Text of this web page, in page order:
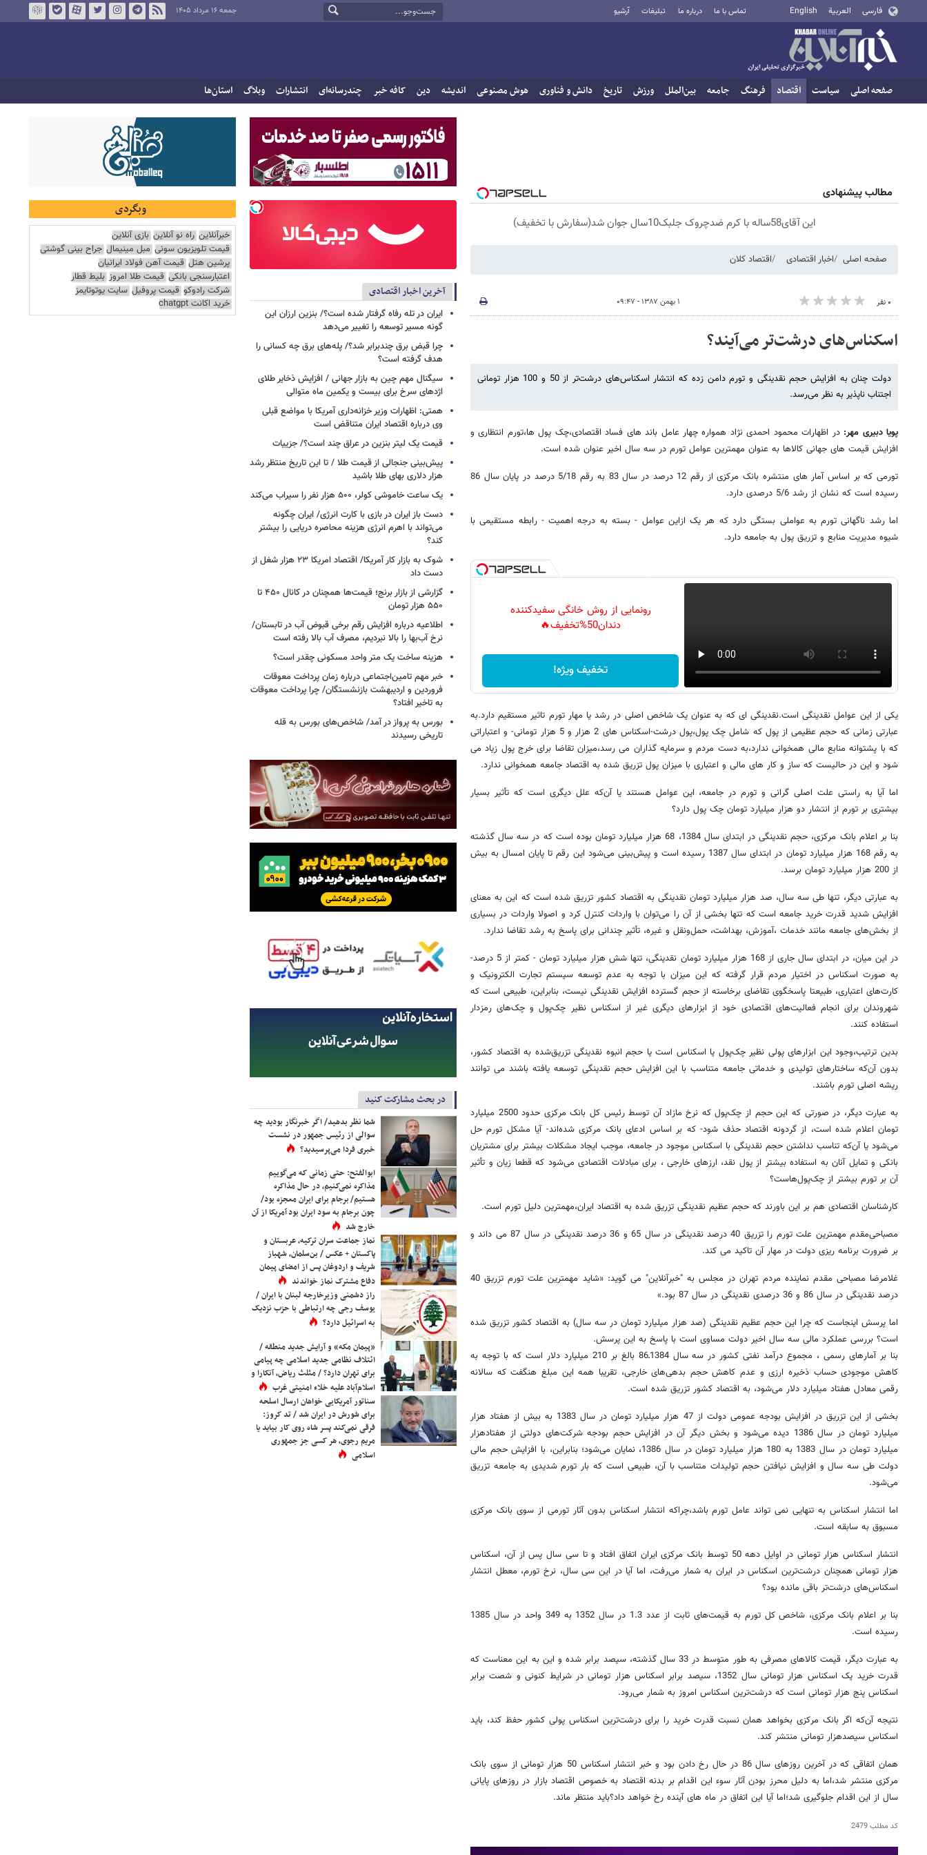
فارسی العربية English تماس با ما درباره ما تبلیغات آرشیو جمعه ۱۶ مرداد ۱۴۰۵
صفحه اصلی سیاست اقتصاد فرهنگ جامعه بین‌الملل ورزش تاریخ دانش و فناوری هوش مصنوعی اندیشه دین کافه خبر چندرسانه‌ای انتشارات وبلاگ استان‌ها
مطالب پیشنهادی
این آقای58ساله با کرم ضدچروک جلبک10سال جوان شد(سفارش با تخفیف)
صفحه اصلی اخبار اقتصادی اقتصاد کلان
۰ نفر ۱ بهمن ۱۳۸۷ - ۰۹:۴۷
اسکناس‌های درشت‌تر می‌آیند؟
دولت چنان به افزایش حجم نقدینگی و تورم دامن زده که انتشار اسکناس‌های درشت‌تر از 50 و 100 هزار تومانی
اجتناب ناپذیر به نظر می‌رسد.
پویا دبیری مهر:در اظهارات محمود احمدی نژاد همواره چهار عامل باند های فساد اقتصادی،چک پول ها،تورم انتظاری و
افزایش قیمت های جهانی کالاها به عنوان مهمترین عوامل تورم در سه سال اخیر عنوان شده است.
تورمی که بر اساس آمار های منتشره بانک مرکزی از رقم 12 درصد در سال 83 به رقم 5/18 درصد در پایان سال 86
رسیده است که نشان از رشد 5/6 درصدی دارد.
اما رشد ناگهانی تورم به عواملی بستگی دارد که هر یک ازاین عوامل - بسته به درجه اهمیت - رابطه مستقیمی با
شیوه مدیریت منابع و تزریق پول به جامعه دارد.
رونمایی از روش خانگی سفیدکننده
دندان50%تخفیف🔥
تخفیف ویژه!
یکی از این عوامل نقدینگی است.نقدینگی ای که به عنوان یک شاخص اصلی در رشد یا مهار تورم تاثیر مستقیم دارد.به
عبارتی زمانی که حجم عظیمی از پول که شامل چک پول،پول درشت-اسکناس های 2 هزار و 5 هزار تومانی- و اعتباراتی
که با پشتوانه منابع مالی همخوانی ندارد،به دست مردم و سرمایه گذاران می رسد،میزان تقاضا برای خرج پول زیاد می
شود و این در حالیست که ساز و کار های مالی و اعتباری با میزان پول تزریق شده به اقتصاد جامعه همخوانی ندارد.
اما آیا به راستی علت اصلی گرانی و تورم در جامعه، این عوامل هستند یا آن‌که علل دیگری است که تأثیر بسیار
بیشتری بر تورم از انتشار دو هزار میلیارد تومان چک پول دارد؟
بنا بر اعلام بانک مرکزی، حجم نقدینگی در ابتدای سال 1384، 68 هزار میلیارد تومان بوده است که در سه سال گذشته
به رقم 168 هزار میلیارد تومان در ابتدای سال 1387 رسیده است و پیش‌بینی می‌شود این رقم تا پایان امسال به بیش
از 200 هزار میلیارد تومان برسد.
به عبارتی دیگر، تنها طی سه سال، صد هزار میلیارد تومان نقدینگی به اقتصاد کشور تزریق شده است که این به معنای
افزایش شدید قدرت خرید جامعه است که تنها بخشی از آن را می‌توان با واردات کنترل کرد و اصولا واردات در بسیاری
از بخش‌های جامعه مانند خدمات ،آموزش، بهداشت، حمل‌ونقل و غیره، تأثیر چندانی برای پاسخ به رشد تقاضا ندارد.
در این میان، در ابتدای سال جاری از 168 هزار میلیارد تومان نقدینگی، تنها شش هزار میلیارد تومان - کمتر از 5 درصد-
به صورت اسکناس در اختیار مردم قرار گرفته که این میزان با توجه به عدم توسعه سیستم تجارت الکترونیک و
کارت‌های اعتباری، طبیعتا پاسخگوی تقاضای برخاسته از حجم گسترده افزایش نقدینگی نیست، بنابراین، طبیعی است که
شهروندان برای انجام فعالیت‌های اقتصادی خود از ابزارهای دیگری غیر از اسکناس نظیر چک‌پول و چک‌های رمزدار
استفاده کنند.
بدین ترتیب،وجود این ابزارهای پولی نظیر چک‌پول یا اسکناس است یا حجم انبوه نقدینگی تزریق‌شده به اقتصاد کشور،
بدون آن‌که ساختارهای تولیدی و خدماتی جامعه متناسب با این افزایش حجم نقدینگی توسعه یافته باشند می توانند
ریشه اصلی تورم باشند.
به عبارت دیگر، در صورتی که این حجم از چک‌پول که نرخ مازاد آن توسط رئیس کل بانک مرکزی حدود 2500 میلیارد
تومان اعلام شده است، از گردونه اقتصاد حذف شود- که بر اساس ادعای بانک مرکزی شده‌اند- آیا مشکل تورم حل
می‌شود یا آن‌که تناسب نداشتن حجم نقدینگی با اسکناس موجود در جامعه، موجب ایجاد مشکلات بیشتر برای مشتریان
بانکی و تمایل آنان به استفاده بیشتر از پول نقد، ارزهای خارجی ، برای مبادلات اقتصادی می‌شود که قطعا زیان و تأثیر
آن بر تورم بیشتر از چک‌پول‌هاست؟
کارشناسان اقتصادی هم بر این باورند که حجم عظیم نقدینگی تزریق شده به اقتصاد ایران،مهمترین دلیل تورم است.
مصباحی‌مقدم مهمترین علت تورم را تزریق 40 درصد نقدینگی در سال 65 و 36 درصد نقدینگی در سال 87 می داند و
بر ضرورت برنامه ریزی دولت در مهار آن تاکید می کند.
غلامرضا مصباحی ‌مقدم نماینده‌ مردم تهران در مجلس به "خبرآنلاین" می گوید: «شاید مهمترین علت تورم تزریق 40
درصد نقدینگی در سال 86 و 36 درصدی نقدینگی در سال 87 بود.»
اما پرسش اینجاست که چرا این حجم عظیم نقدینگی (صد هزار میلیارد تومان در سه سال) به اقتصاد کشور تزریق شده
است؟ بررسی عملکرد مالی سه سال اخیر دولت مساوی است با پاسخ به این پرسش.
بنا بر آمارهای رسمی ، مجموع درآمد نفتی کشور در سه سال 1384ـ86 بالغ بر 210 میلیارد دلار است که با توجه به
کاهش موجودی حساب ذخیره ارزی و عدم کاهش حجم بدهی‌های خارجی، تقریبا همه این مبلغ هنگفت که سالانه
رقمی معادل هفتاد میلیارد دلار می‌شود، به اقتصاد کشور تزریق شده است.
بخشی از این تزریق در افزایش بودجه عمومی دولت از 47 هزار میلیارد تومان در سال 1383 به بیش از هفتاد هزار
میلیارد تومان در سال 1386 دیده می‌شود و بخش دیگر آن در افزایش حجم بودجه شرکت‌های دولتی از هفتادهزار
میلیارد تومان در سال 1383 به 180 هزار میلیارد تومان در سال 1386، نمایان می‌شود؛ بنابراین، با افزایش حجم مالی
دولت طی سه سال و افزایش نیافتن حجم تولیدات متناسب با آن، طبیعی است که بار تورم شدیدی به جامعه تزریق
می‌شود.
اما انتشار اسکناس به تنهایی نمی تواند عامل تورم باشد،چراکه انتشار اسکناس بدون آثار تورمی از سوی بانک مرکزی
مسبوق به سابقه است.
انتشار اسکناس هزار تومانی در اوایل دهه 50 توسط بانک مرکزی ایران اتفاق افتاد و تا سی سال پس از‌ آن، اسکناس
هزار تومانی همچنان درشت‌ترین اسکناس در ایران به شمار می‌رفت، اما آیا در این سی سال، نرخ تورم، معطل انتشار
اسکناس‌های درشت‌تر باقی مانده بود؟
بنا بر اعلام بانک مرکزی، شاخص کل تورم به قیمت‌های ثابت از عدد 1.3 در سال 1352 به 349 واحد در سال 1385
رسیده است.
به عبارت دیگر، قیمت کالاهای مصرفی به طور متوسط در 33 سال گذشته، سیصد برابر شده و این به این معناست که
قدرت خرید یک اسکناس هزار تومانی سال 1352، سیصد برابر اسکناس هزار تومانی در شرایط کنونی و شصت برابر
اسکناس پنج هزار تومانی است که درشت‌ترین اسکناس امروز به شمار می‌رود.
نتیجه آن‌که اگر بانک مرکزی بخواهد همان نسبت قدرت خرید را برای درشت‌‌ترین اسکناس پولی کشور حفظ کند، باید
اسکناس سیصدهزار تومانی منتشر کند.
همان اتفاقی که در آخرین روزهای سال 86 در حال رخ دادن بود و خبر انتشار اسکناس 50 هزار تومانی از سوی بانک
مرکزی منتشر شد،اما به دلیل محرز بودن آثار سوء این اقدام بر بدنه اقتصاد به خصوص اقتصاد بازار در روزهای پایانی
سال از این اقدام جلوگیری شد؛اما آیا این اتفاق در ماه های آینده رخ خواهد داد؟باید منتظر ماند.
کد مطلب2479
آخرین اخبار اقتصادی
ایران در تله رفاه گرفتار شده است؟/ بنزین ارزان این
گونه مسیر توسعه را تغییر می‌دهد
چرا قبض برق چندبرابر شد؟/ پله‌های برق چه کسانی را
هدف گرفته است؟
سیگنال‌ مهم چین به بازار جهانی / افزایش ذخایر طلای
اژدهای سرخ برای بیست و یکمین ماه متوالی
همتی: اظهارات وزیر خزانه‌داری آمریکا با مواضع قبلی
وی درباره اقتصاد ایران متناقض است
قیمت یک لیتر بنزین در عراق چند است؟/ جزییات
پیش‌بینی جنجالی از قیمت طلا / تا این تاریخ منتظر رشد
هزار دلاری بهای طلا باشید
یک ساعت خاموشی کولر، ۵۰۰ هزار نفر را سیراب می‌کند
دست باز ایران در بازی با کارت انرژی/ ایران چگونه
می‌تواند با اهرم انرژی‌ هزینه محاصره دریایی را بیشتر
کند؟
شوک به بازار کار آمریکا/ اقتصاد امریکا ۲۳ هزار شغل از
دست داد
گزارشی از بازار برنج؛ قیمت‌ها همچنان در کانال ۴۵۰ تا
۵۵۰ هزار تومان
اطلاعیه درباره افزایش رقم برخی قبوض آب در تابستان/
نرخ آب‌بها را بالا نبردیم، مصرف آب بالا رفته است
هزینه ساخت یک متر واحد مسکونی چقدر است؟
خبر مهم تامین‌اجتماعی درباره زمان پرداخت معوقات
فروردین و اردیبهشت بازنشستگان/ چرا پرداخت معوقات
به تاخیر افتاد؟
بورس به پرواز در آمد/ شاخص‌های بورس به قله
تاریخی رسیدند
در بحث مشارکت کنید
شما نظر بدهید/ اگر خبرنگار بودید چه
سوالی از رئیس جمهور در نشست
خبری فردا می‌پرسیدید؟
ابوالفتح: حتی زمانی که می‌گوییم
مذاکره نمی‌کنیم، در حال مذاکره
هستیم/ برجام برای ایران معجزه بود/
چون برجام به سود ایران بود آمریکا از آن
خارج شد
نماز جماعت سران ترکیه، عربستان و
پاکستان + عکس / بن‌سلمان، شهباز
شریف و اردوغان پس از امضای پیمان
دفاع مشترک نماز خواندند
راز دشمنی وزیرخارجه لبنان با ایران /
یوسف رجی چه ارتباطی با حزب نزدیک
به اسرائیل دارد؟
«پیمان مکه» و آرایش جدید منطقه /
ائتلاف نظامی جدید اسلامی چه پیامی
برای تهران دارد؟ / مثلث ریاض، آنکارا و
اسلام‌آباد علیه خلاء امنیتی غرب
سناتور آمریکایی خواهان ارسال اسلحه
برای شورش در ایران شد / تد کروز:
فرقی نمی‌کند پسر شاه روی کار بیاید یا
مریم رجوی، هر کسی جز جمهوری
اسلامی
وبگردی
خبرآنلاین راه نو آنلاین بازی آنلاین
قیمت تلویزیون سونی مبل مینیمال جراح بینی گوشتی
پرشین هتل قیمت آهن فولاد ایرانیان
اعتبارسنجی بانکی قیمت طلا امروز بلیط قطار
شرکت رادوکو قیمت پروفیل سایت یوتوتایمز
خرید اکانت chatgpt